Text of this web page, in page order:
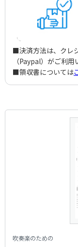
■決済方法は、クレ
（Paypal）がご利用
■領収書については
吹奏楽のための